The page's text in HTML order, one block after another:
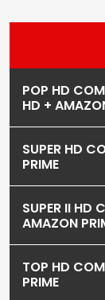
POP HD COM
HD +
SUPER HD
PRIME
SUPER II HD
AMAZON
TOP HD
PRIME